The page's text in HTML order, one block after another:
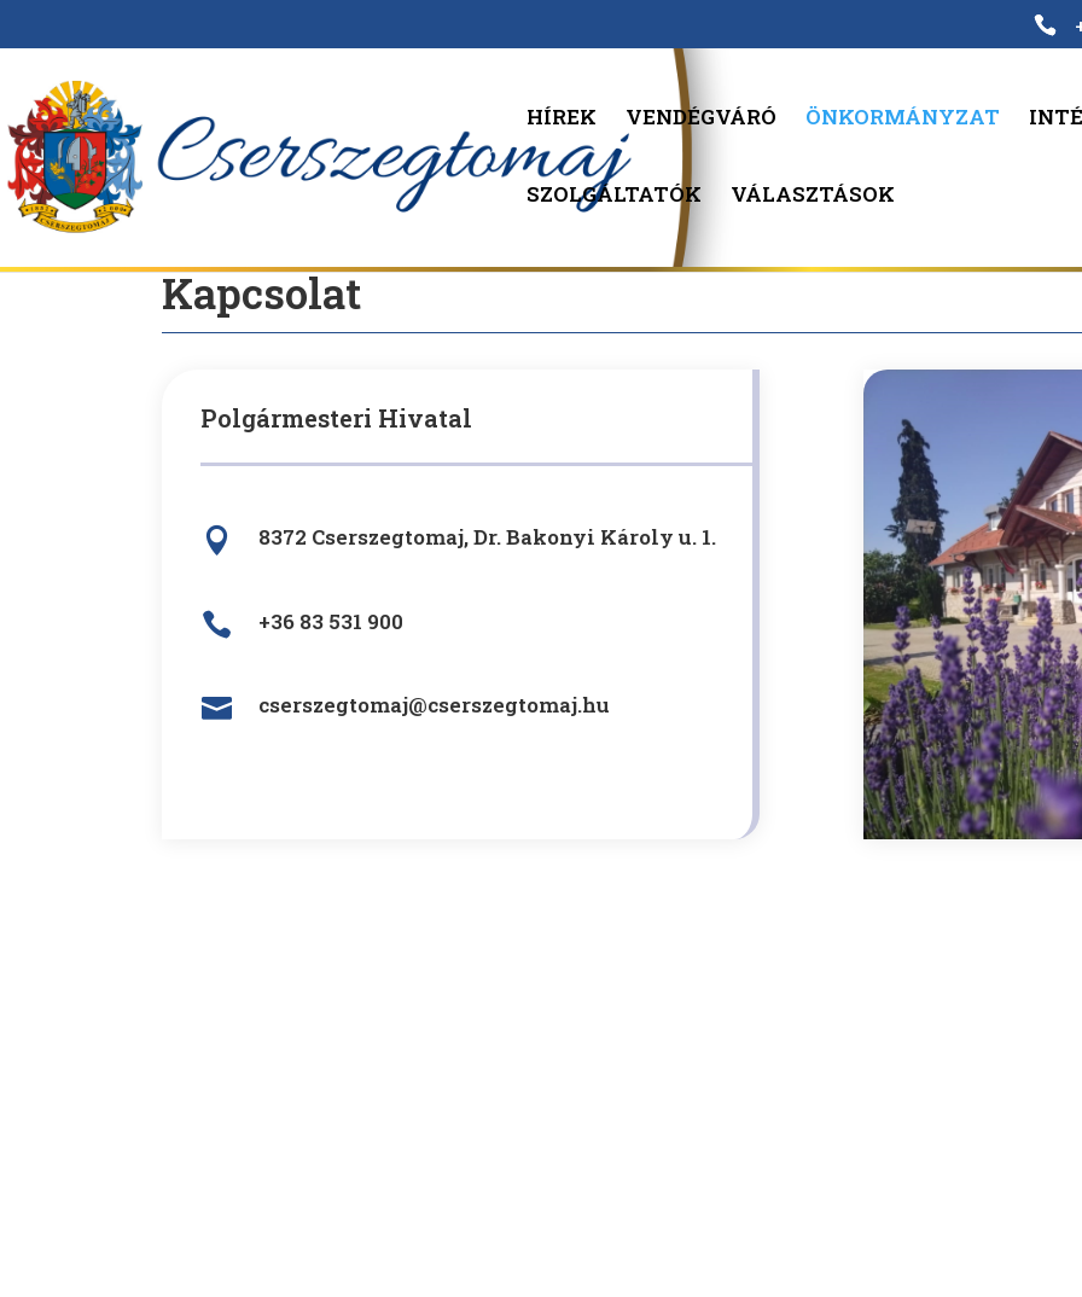
HÍREK VENDÉGVÁRÓ ÖNKORMÁNYZAT
SZOLGÁLTATÓK VÁLASZTÁSOK
Kapcsolat
Polgármesteri Hivatal
 8372 Cserszegtomaj, Dr. Bakonyi Károly u. 1.
 +36 83 531 900
 cserszegtomaj@cserszegtomaj.hu